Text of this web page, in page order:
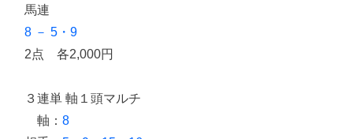
馬連
8 － 5・9
2点 各2,000円
３連単 軸１頭マルチ
軸：8